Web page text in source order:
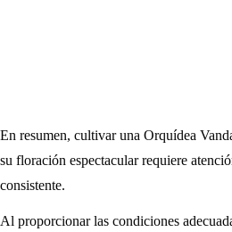
En resumen, cultivar una Orquídea
su floración espectacular requiere
consistente.
Al proporcionar las condiciones